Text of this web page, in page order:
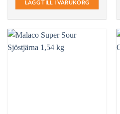
LÄGG TILL I VARUKORG